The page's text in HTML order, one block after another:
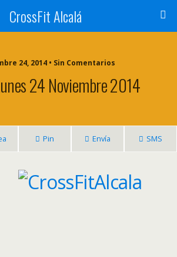
CrossFit Alcalá
24, 2014 • Sin Comentarios
24 Noviembre 2014
Pin Envía SMS